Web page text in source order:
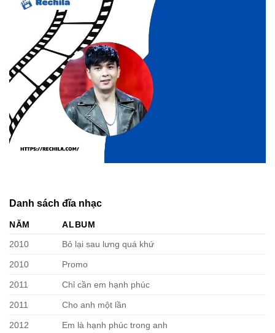
Danh sách đĩa nhạc
NĂM
ALBUM
2010
Bỏ lại sau lưng quá khứ
2010 Promo
2011 Chỉ cần em hạnh phúc
2011 Cho anh một lần
2012 Em là hạnh phúc trong anh